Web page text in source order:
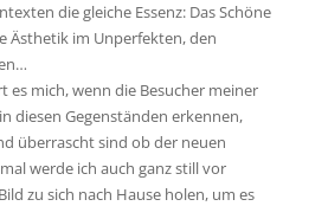
die gleiche Essenz: Das Schöne
Ästhetik im Unperfekten, den
es mich, wenn die Besucher meiner
diesen Gegenständen erkennen,
überrascht sind ob der neuen
werde ich auch ganz still vor
zu sich nach Hause holen, um es